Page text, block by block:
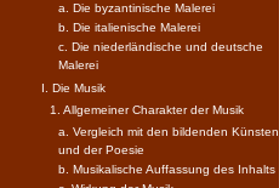
a. Die byzantinische Malerei
b. Die italienische Malerei
c. Die niederländische und deutsche
Malerei
I. Die Musik
1. Allgemeiner Charakter der Musik
a. Vergleich mit den bildenden Künsten
und der Poesie
b. Musikalische Auffassung des Inhalts